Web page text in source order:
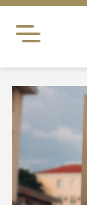
Skip
content